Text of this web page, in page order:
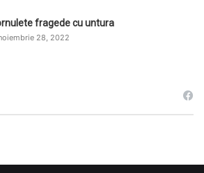
fragede cu untura
28, 2022